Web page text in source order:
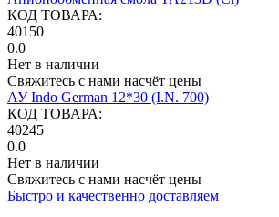
КОД ТОВАРА:
40150
0.0
Нет в наличии
Свяжитесь с нами насчёт цены
АУ Indo German 12*30 (I.N. 700)
КОД ТОВАРА:
40245
0.0
Нет в наличии
Свяжитесь с нами насчёт цены
Быстро и качественно доставляем